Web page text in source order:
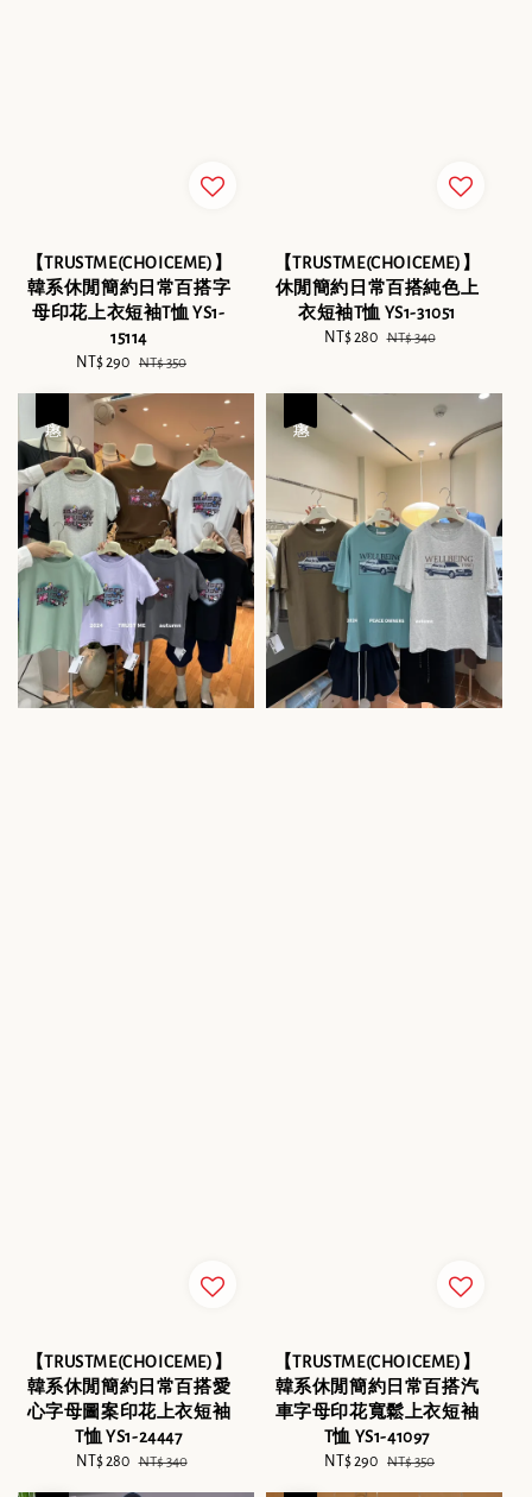
【TRUSTME(CHOICEME)】
韓系休閒簡約日常百搭字
母印花上衣短袖T恤 YS1-
15114
Sale
NT$ 290 Regular
NT$ 350
【TRUSTME(CHOICEME)】
休閒簡約日常百搭純色上
衣短袖T恤 YS1-31051
Sale
NT$ 280 Regular
NT$ 340
【TRUSTME(CHOICEME)】
韓系休閒簡約日常百搭愛
心字母圖案印花上衣短袖
T恤 YS1-24447
Sale
NT$ 280 Regular
NT$ 340
【TRUSTME(CHOICEME)】
韓系休閒簡約日常百搭汽
車字母印花寬鬆上衣短袖
T恤 YS1-41097
Sale
NT$ 290 Regular
NT$ 350